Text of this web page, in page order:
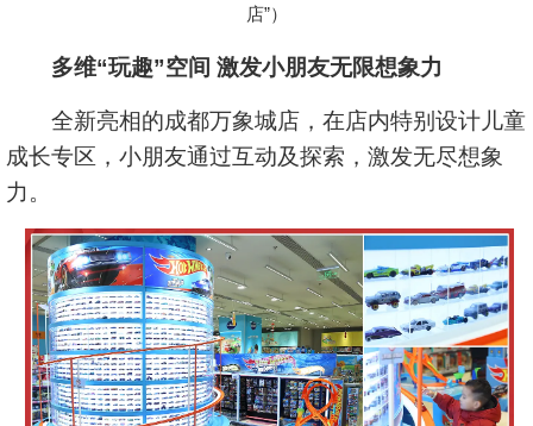
店”）
多维“玩趣”空间 激发小朋友无限想象力
全新亮相的成都万象城店，在店内特别设计儿童
成长专区，小朋友通过互动及探索，激发无尽想象
力。